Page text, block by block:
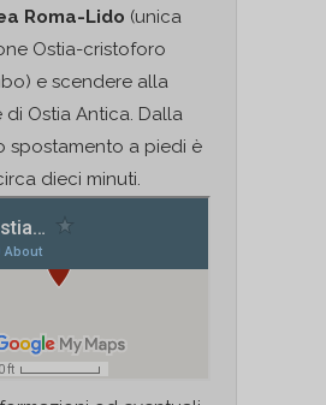
Roma-Lido (unica
Ostia-cristoforo
e scendere alla
di Ostia Antica. Dalla
spostamento a piedi è
dieci minuti.